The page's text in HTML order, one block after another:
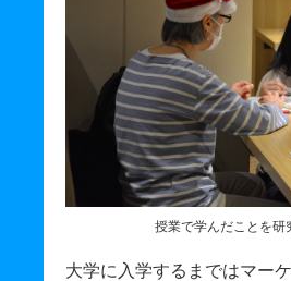
授業で学んだことを研
大学に入学するまではマー